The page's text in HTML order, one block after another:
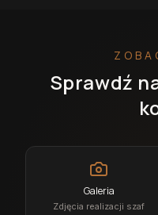
Sprawdź
Galeria
Zdjęcia realizacji szaf